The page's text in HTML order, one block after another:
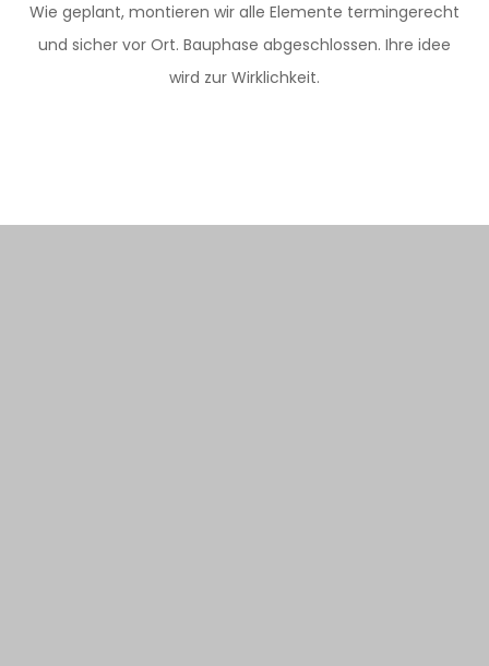
Wie geplant, montieren wir alle Elemente termingerecht
und sicher vor Ort. Bauphase abgeschlossen. Ihre idee
wird zur Wirklichkeit.